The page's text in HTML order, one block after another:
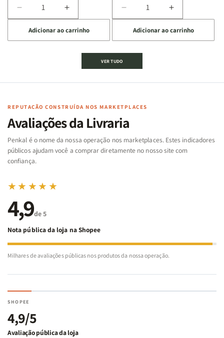
Diminuir
a
quantidade
de
Cartas
Famílias
Bíblia
-
Penkal
Aumentar
a
quantidade
de
Jogo
Cartas
Famílias
da
Bíblia
-
Penkal
Adicionar ao carrinho
Diminuir
a
quantidade
de
Jogo
|
de
Aumentar
a
quantidade
de
|
Adicionar ao carrinho
VER TUDO
REPUTAÇÃO CONSTRUÍDA NOS MARKETPLACES
Avaliações da Livraria
Penkal é o nome da nossa operação nos marketplaces. Estes indicadores
públicos ajudam você a comprar diretamente no nosso site com
confiança.
★★★★★
4,9de 5
Nota pública da loja na Shopee
Milhares de avaliações públicas nos produtos da nossa operação.
SHOPEE
4,9/5
Avaliação pública da loja